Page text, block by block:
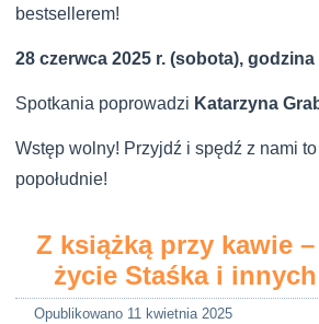
bestsellerem!
28 czerwca 2025 r. (sobota),godzina
Spotkania poprowadzi Katarzyna
Wstęp wolny! Przyjdź i spędź z nami
popołudnie!
Z książką przy kawie
życie Staśka i innych
Opublikowano 11 kwietnia 2025